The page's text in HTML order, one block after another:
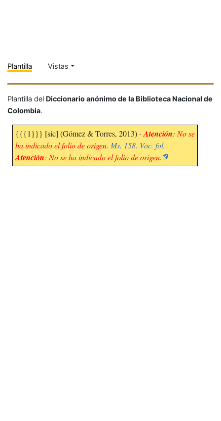
Plantilla Vistas
Plantilla del Diccionario anónimo de la Biblioteca Nacional de
Colombia.
{{{1}}} [sic] (Gómez & Torres, 2013) -Atención: No se
ha indicado el folio de origen. Ms. 158. Voc. fol.
Atención: No se ha indicado el folio de origen.